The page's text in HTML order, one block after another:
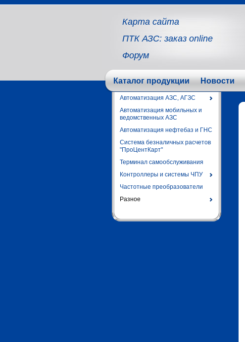
Карта сайта
ПТК АЗС: заказ online
Форум
Каталог продукции Новости
Автоматизация АЗС, АГЗС
Автоматизация мобильных и
ведомственных АЗС
Автоматизация нефтебаз и ГНС
Система безналичных расчетов
"ПроЦентКарт"
Терминал самообслуживания
Контроллеры и системы ЧПУ
Частотные преобразователи
Разное